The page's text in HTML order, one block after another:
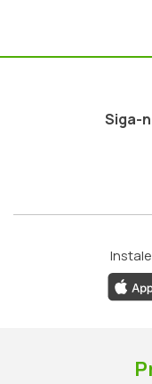
Siga-